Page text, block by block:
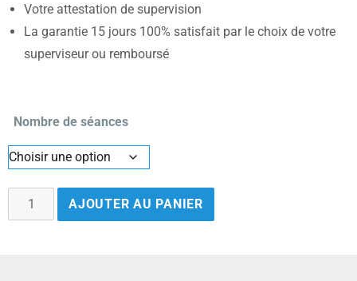
Votre attestation de supervision
La garantie 15 jours 100% satisfait par le choix de votre
superviseur ou remboursé
Nombre de séances
AJOUTER AU PANIER